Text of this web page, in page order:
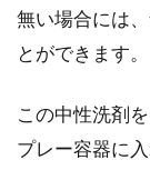
無い場合には
とができます。
この中性洗剤
プレー容器に